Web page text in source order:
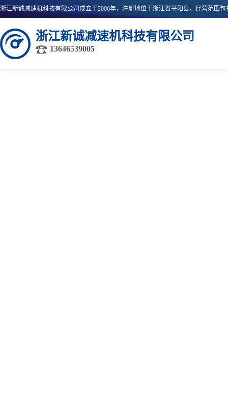
浙江新诚减速机科技有限公司
13646539005